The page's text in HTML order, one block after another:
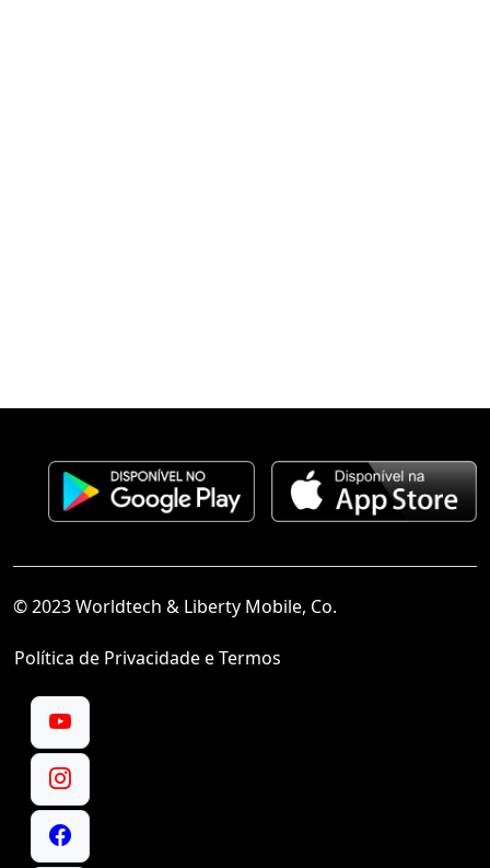
© 2023 Worldtech & Liberty Mobile, Co.
Política de Privacidade e Termos